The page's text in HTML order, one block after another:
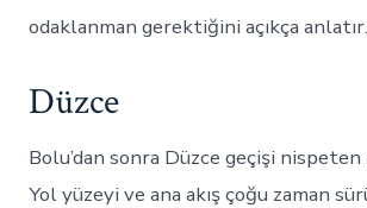
odaklanman gerektiğini açıkça anlatır.
Düzce
Bolu’dan sonra Düzce geçişi
Yol yüzeyi ve ana akış çoğu zaman